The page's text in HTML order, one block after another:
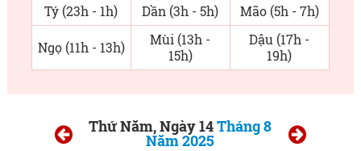
Tý (23h - 1h)
Dần (3h - 5h) Mão (5h - 7h)
Ngọ (11h - 13h)
Mùi (13h -
15h)
Dậu (17h -
19h)
Thứ Năm, Ngày 14Tháng 8
Năm 2025